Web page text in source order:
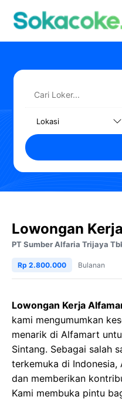
Lowongan
PT Sumber Alfaria Trijaya
Rp 2.800.000 Bulanan
Lowongan Kerja
kami mengumumkan
menarik di Alfamart
Sintang. Sebagai salah
terkemuka di
dan memberikan
Kami membuka pintu